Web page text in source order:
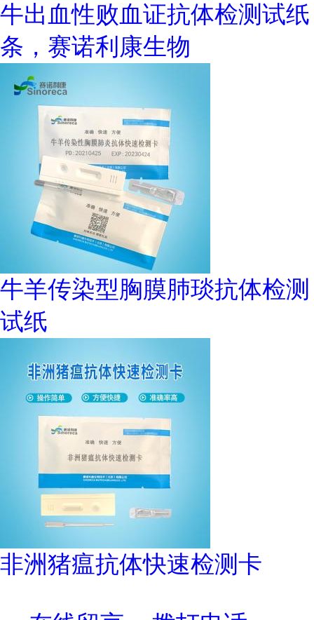
牛出血性败血证抗体检测试纸
条，赛诺利康生物
牛羊传染型胸膜肺琰抗体检测
试纸
非洲猪瘟抗体快速检测卡